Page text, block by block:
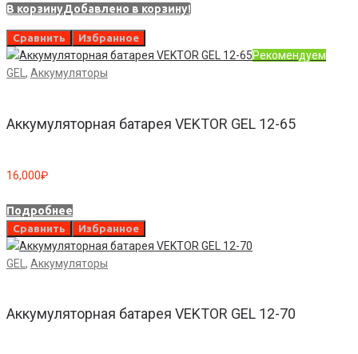
В корзинуДобавлено в корзину!
Сравнить Избранное
Рекомендуем
GEL , Аккумуляторы
Аккумуляторная батарея VEKTOR GEL 12-65
16,000₽
Подробнее
Сравнить Избранное
GEL , Аккумуляторы
Аккумуляторная батарея VEKTOR GEL 12-70